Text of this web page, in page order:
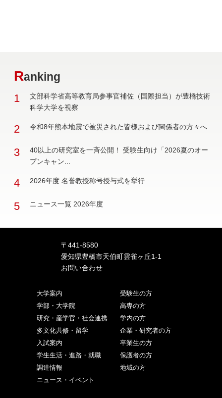
Ranking
1
文部科学省高等教育局参事官補佐（国際担当）が豊橋技術
科学大学を視察
2 令和8年熊本地震で被災された皆様および関係者の方々へ
3
40以上の研究室を一斉公開！ 受験生向け「2026夏のオー
プンキャン...
4 2026年度 名誉教授称号授与式を挙行
5 ニュース一覧 2026年度
〒441-8580
愛知県豊橋市天伯町雲雀ヶ丘1-1
お問い合わせ
大学案内
学部・大学院
研究・産学官・社会連携
多文化共修・留学
入試案内
学生生活・進路・就職
調達情報
ニュース・イベント
受験生の方
高専の方
学内の方
企業・研究者の方
卒業生の方
保護者の方
地域の方